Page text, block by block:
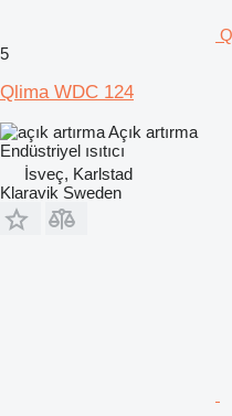
5
Qlima WDC 124
Açık artırma
Endüstriyel ısıtıcı
İsveç, Karlstad
Klaravik Sweden